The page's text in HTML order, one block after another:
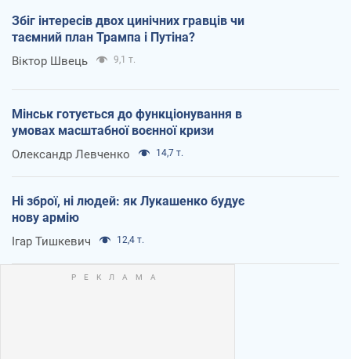
Збіг інтересів двох цинічних гравців чи
таємний план Трампа і Путіна?
Віктор Швець 9,1 т.
Мінськ готується до функціонування в
умовах масштабної воєнної кризи
Олександр Левченко 14,7 т.
Ні зброї, ні людей: як Лукашенко будує
нову армію
Ігар Тишкевич 12,4 т.